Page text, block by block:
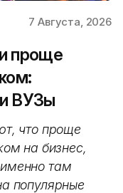
7 Августа, 2026
проще
ВУЗы
что проще
на бизнес,
там
популярные